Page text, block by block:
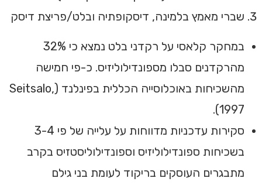
שברי מאמץ בלמינה, דיסקופתיה ובלט/פריצת דיסק
במחקר קלאסי על רקדני בלט נמצא כי 32%
מהרקדנים סבלו מספונדילוליזיס. כ-פי חמישה
מהשכיחות באוכלוסייה הכללית בפינלנד (Seitsalo,
1997).
סקירות עדכניות מדווחות על עלייה של פי 3-4
בשכיחות ספונדילוליזיס וספונדילוליסטזיס בקרב
מתבגרים העוסקים בריקוד לעומת בני גילם